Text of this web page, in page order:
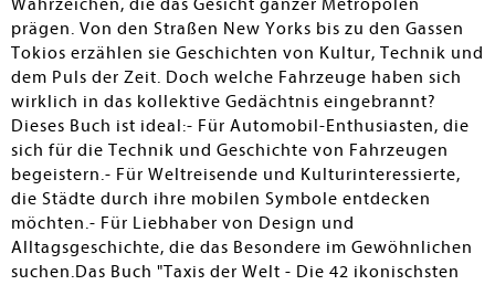
Wahrzeichen, die das Gesicht ganzer Metropolen
prägen. Von den Straßen New Yorks bis zu den Gassen
Tokios erzählen sie Geschichten von Kultur, Technik und
dem Puls der Zeit. Doch welche Fahrzeuge haben sich
wirklich in das kollektive Gedächtnis eingebrannt?
Dieses Buch ist ideal:- Für Automobil-Enthusiasten, die
sich für die Technik und Geschichte von Fahrzeugen
begeistern.- Für Weltreisende und Kulturinteressierte,
die Städte durch ihre mobilen Symbole entdecken
möchten.- Für Liebhaber von Design und
Alltagsgeschichte, die das Besondere im Gewöhnlichen
suchen.Das Buch "Taxis der Welt - Die 42 ikonischsten